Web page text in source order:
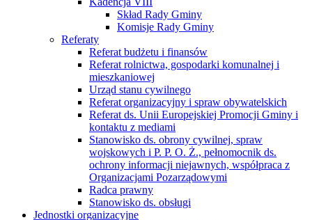
Skład Rady Gminy
Komisje Rady Gminy
Referaty
Referat budżetu i finansów
Referat rolnictwa, gospodarki komunalnej i
mieszkaniowej
Urząd stanu cywilnego
Referat organizacyjny i spraw obywatelskich
Referat ds. Unii Europejskiej Promocji Gminy i
kontaktu z mediami
Stanowisko ds. obrony cywilnej, spraw
wojskowych i P. P. O. Ż., pełnomocnik ds.
ochrony informacji niejawnych, współpraca z
Organizacjami Pozarządowymi
Radca prawny
Stanowisko ds. obsługi
Jednostki organizacyjne